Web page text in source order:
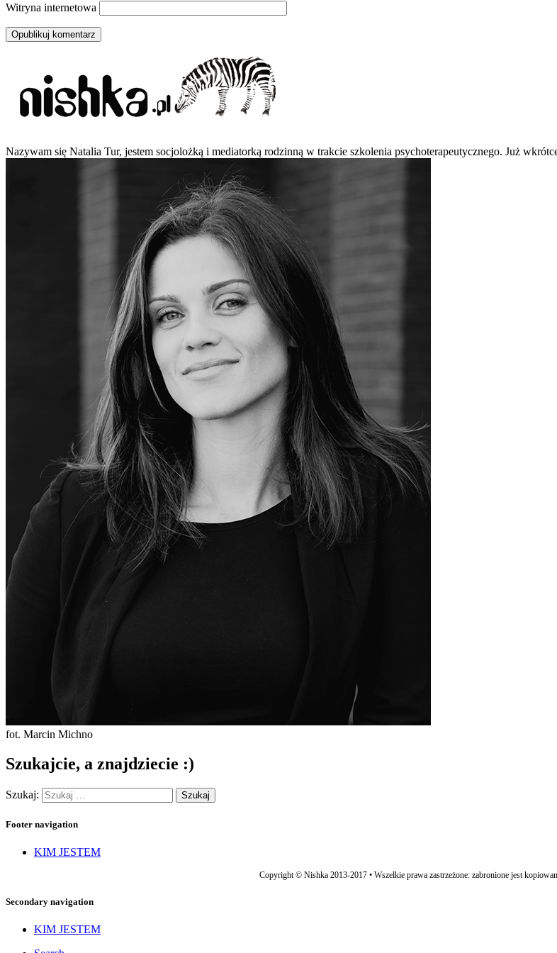
Witryna internetowa
Nazywam się Natalia Tur, jestem socjolożką i mediatorką rodzinną w trakcie szkolenia psychoterapeutycznego. Już
fot. Marcin Michno
Szukajcie, a znajdziecie :)
Szukaj:
Footer navigation
KIM JESTEM
Copyright © Nishka 2013-2017 • Wszelkie prawa zastrzeżone: zabronione jest
Secondary navigation
KIM JESTEM